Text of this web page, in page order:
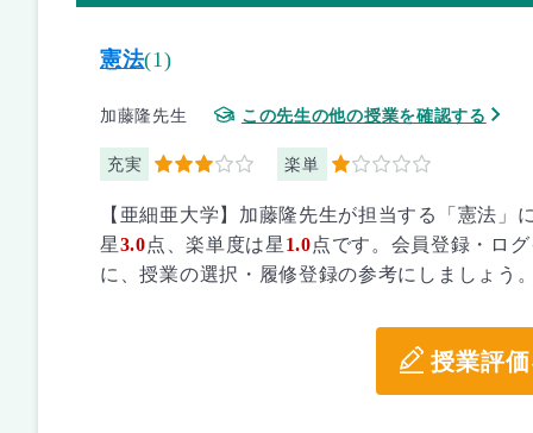
憲法(1)
加藤隆先生 この先生の他の授業を確認する
充実 3 楽単 1
【亜細亜大学】加藤隆先生が担当する「憲法」に
星3.0点、楽単度は星 1.0点です。会員登録・ロ
に、授業の選択・履修登録の参考にしましょう。
授業評価